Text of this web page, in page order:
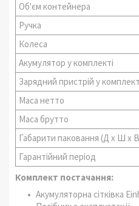
Об'єм контейнера
Ручка
Колеса
Акумулятор у комплекті
Зарядний пристрій у
Маса нетто
Маса брутто
Габарити паковання (Д х Ш х
Гарантійний період
Комплект постачання:
Акумуляторна сітківка